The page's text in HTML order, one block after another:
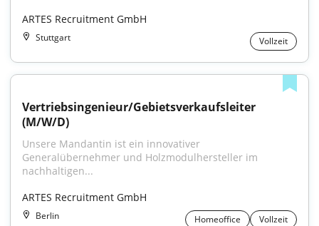
ARTES Recruitment GmbH
Stuttgart Vollzeit
Vertriebsingenieur/Gebietsverkaufsleiter
(M/W/D)
Unsere Mandantin ist ein innovativer
Generalübernehmer und Holzmodulhersteller im
nachhaltigen...
ARTES Recruitment GmbH
Berlin Homeoffice Vollzeit